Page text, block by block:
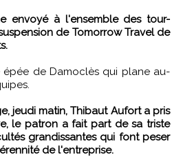
envoyé à l'ensemble des tour-
de Tomorrow Travel de
de Damoclès qui plane au-
jeudi matin, Thibaut Aufort a pris
le patron a fait part de sa triste
grandissantes qui font peser
de l'entreprise.